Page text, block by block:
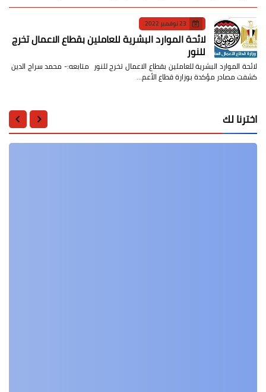
23 نوفمبر 2022
لائحة الموارد البشرية للعاملين بقطاع الاعمال تخرج
للنور
لائحة الموارد البشرية للعاملين بقطاع الاعمال تخرج للنور متابعه:- محمد سراج الدين
كشفت مصادر مؤكدة بوزارة قطاع الأعم…
اخترنا لك